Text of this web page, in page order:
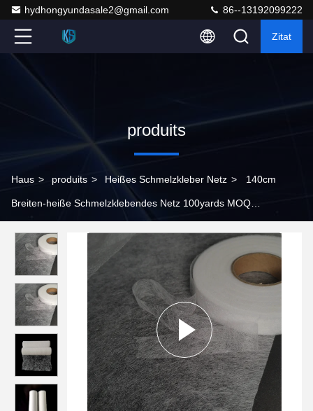
hydhongyundasale2@gmail.com 86--13192099222
Zitat
produits
Haus > produits > Heißes Schmelzkleber Netz > 140cm
Breiten-heiße Schmelzklebendes Netz 100yards MOQ